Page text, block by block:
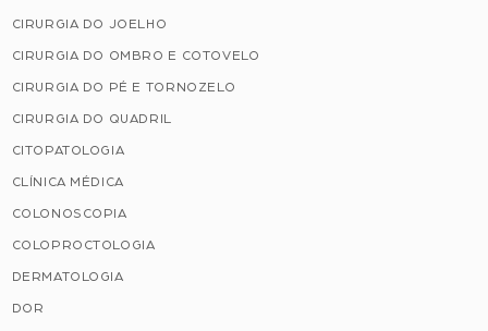
CIRURGIA DO JOELHO
CIRURGIA DO OMBRO E COTOVELO
CIRURGIA DO PÉ E TORNOZELO
CIRURGIA DO QUADRIL
CITOPATOLOGIA
CLÍNICA MÉDICA
COLONOSCOPIA
COLOPROCTOLOGIA
DERMATOLOGIA
DOR